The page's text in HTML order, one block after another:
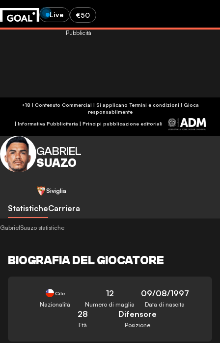
Live €50
+18 | Contenuto Commercial | Si applicano Termini e condizioni | Gioca
responsabilmente
| Informativa Pubblicitaria | Principi pubblicazione editoriali
Pubblicità
GABRIEL
SUAZO
Siviglia
StatisticheCarriera
GabrielSuazo statistiche
BIOGRAFIA DEL GIOCATORE
Cile
Nazionalità
12
Numero di maglia
09/08/1997
Data di nascita
28
Età
Difensore
Posizione